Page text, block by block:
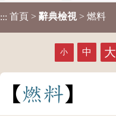
::: 首頁 > 辭典檢視 > 燃料
小 中 大
燃料